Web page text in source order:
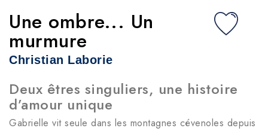
Une ombre... Un
murmure
Christian Laborie
Deux êtres singuliers, une histoire
d’amour unique
Gabrielle vit seule dans les montagnes cévenoles depuis